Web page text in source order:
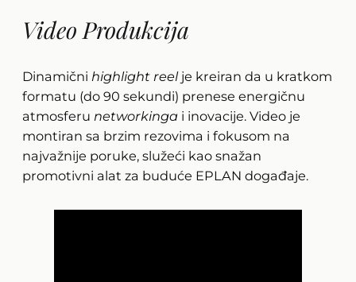
Video Produkcija
Dinamični highlight reelje kreiran da u kratkom
formatu (do 90 sekundi) prenese energičnu
atmosferu networkinga i inovacije. Video je
montiran sa brzim rezovima i fokusom na
najvažnije poruke, služeći kao snažan
promotivni alat za buduće EPLAN događaje.